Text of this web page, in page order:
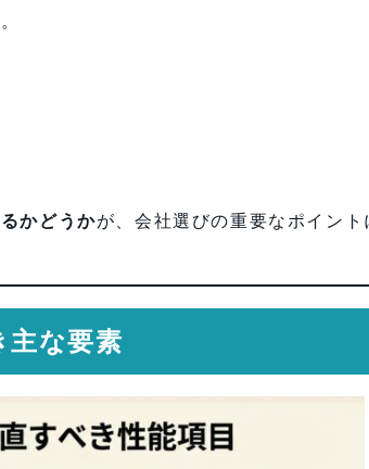
かどうかが、会社選びの重要なポイント
主な要素